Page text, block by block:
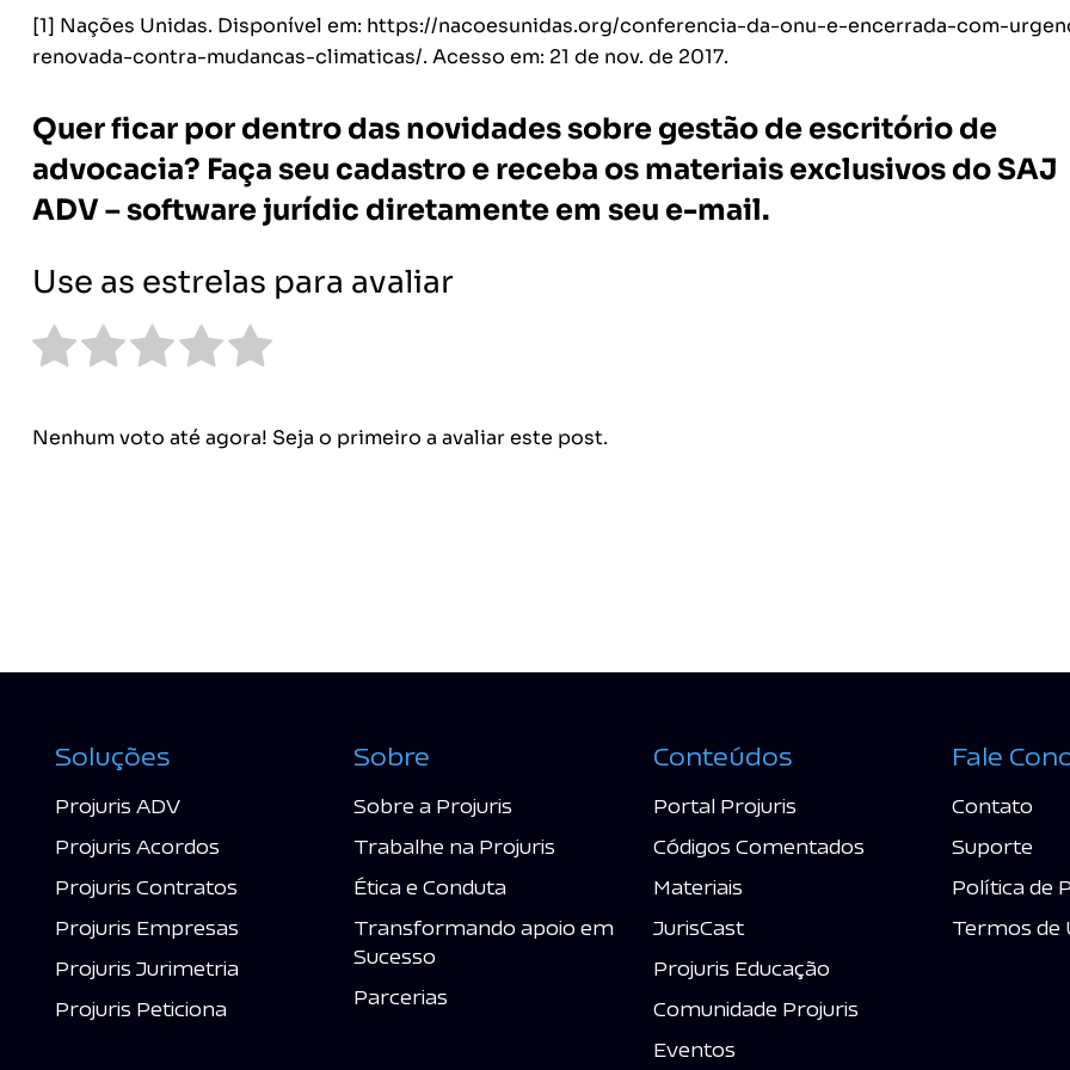
[1] Nações Unidas. Disponível em: https://nacoesunidas.org/conferencia-da-onu-e-encerrada-com-
renovada-contra-mudancas-climaticas/. Acesso em: 21 de nov. de 2017.
Quer ficar por dentro das novidades sobre gestão de escritório de
advocacia? Faça seu cadastro e receba os materiais exclusivos do SAJ
ADV – software jurídic diretamente em seu e-mail.
Use as estrelas para avaliar
Nenhum voto até agora! Seja o primeiro a avaliar este post.
Soluções
Projuris ADV
Projuris Acordos
Projuris Contratos
Projuris Empresas
Projuris Jurimetria
Projuris Peticiona
Sobre
Sobre a Projuris
Trabalhe na Projuris
Ética e Conduta
Transformando apoio em
Sucesso
Parcerias
Conteúdos
Portal Projuris
Códigos Comentados
Materiais
JurisCast
Projuris Educação
Comunidade Projuris
Eventos
Fale
Contato
Suporte
Política de
Termos de